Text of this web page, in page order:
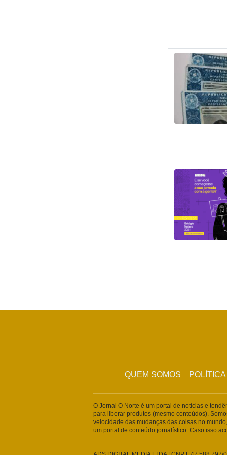
QUEM SOMOS
O Jornal O Norte é um portal de notícias e
para liberar produtos (mesmo conteúdos).
velocidade das mudanças das coisas no
um portal de conteúdo jornalístico. Caso isso